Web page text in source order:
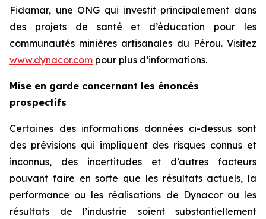
Fidamar, une ONG qui investit principalement dans
des projets de santé et d’éducation pour les
communautés minières artisanales du Pérou. Visitez
www.dynacor.com pour plus d’informations.
Mise en garde concernant les énoncés
prospectifs
Certaines des informations données ci-dessus sont
des prévisions qui impliquent des risques connus et
inconnus, des incertitudes et d’autres facteurs
pouvant faire en sorte que les résultats actuels, la
performance ou les réalisations de Dynacor ou les
résultats de l’industrie soient substantiellement